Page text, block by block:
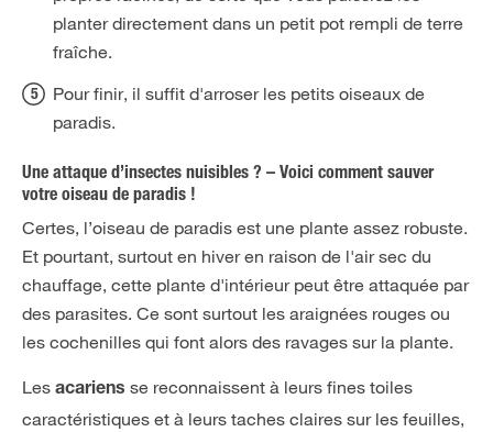
planter directement dans un petit pot rempli de terre
fraîche.
Pour finir, il suffit d'arroser les petits oiseaux de
paradis.
Une attaque d’insectes nuisibles ? – Voici comment sauver
votre oiseau de paradis !
Certes, l’oiseau de paradis est une plante assez robuste.
Et pourtant, surtout en hiver en raison de l'air sec du
chauffage, cette plante d'intérieur peut être attaquée par
des parasites. Ce sont surtout les araignées rouges ou
les cochenilles qui font alors des ravages sur la plante.
Les acariens se reconnaissent à leurs fines toiles
caractéristiques et à leurs taches claires sur les feuilles,